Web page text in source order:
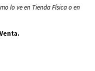
lo ve en Tienda Física o en